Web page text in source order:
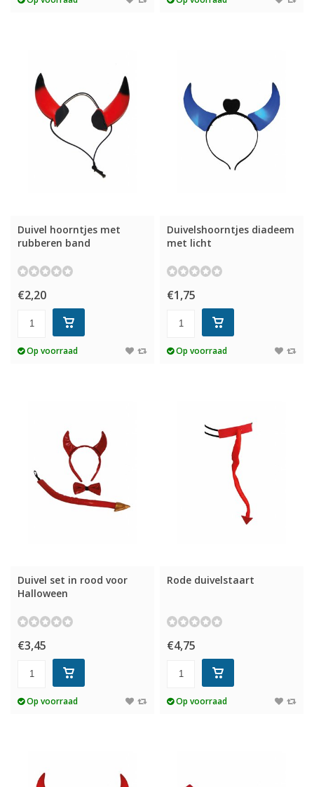
Duivel hoorntjes met
rubberen band
€2,20
Op voorraad
Duivelshoorntjes diadeem
met licht
€1,75
Op voorraad
Duivel set in rood voor
Halloween
€3,45
Op voorraad
Rode duivelstaart
€4,75
Op voorraad